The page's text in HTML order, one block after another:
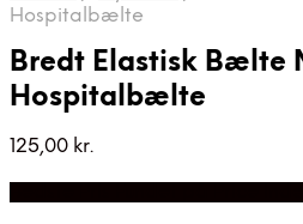
Hospitalbælte
Bredt Elastisk Bælte
Hospitalbælte
125,00 kr.